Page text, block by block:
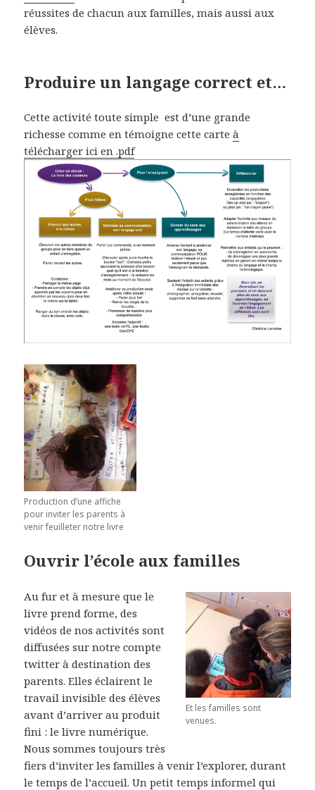
réussites de chacun aux familles, mais aussi aux
élèves.
Produire un langage correct et…
Cette activité toute simple est d’une grande
richesse comme en témoigne cette carteà
télécharger ici en .pdf
Production d’une affiche
pour inviter les parents à
venir feuilleter notre livre
Ouvrir l’école aux familles
Et les familles sont
venues.
Au fur et à mesure que le
livre prend forme, des
vidéos de nos activités sont
diffusées sur notre compte
twitter à destination des
parents. Elles éclairent le
travail invisible des élèves
avant d’arriver au produit
fini : le livre numérique.
Nous sommes toujours très
fiers d’inviter les familles à venir l’explorer, durant
le temps de l’accueil. Un petit temps informel qui